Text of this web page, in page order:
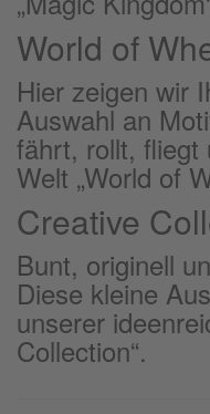
World of
Hier zeigen wir
Auswahl an
fährt, rollt, fliegt
Welt „World of
Creative
Bunt, originell
Diese kleine
unserer
Collection“.